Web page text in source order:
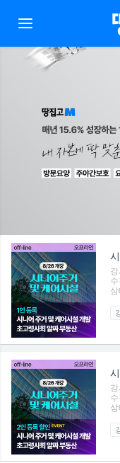
Toggle
상
상